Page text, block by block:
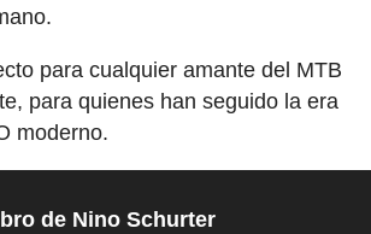
para cualquier amante del MTB
para quienes han seguido la era
moderno.
de Nino Schurter